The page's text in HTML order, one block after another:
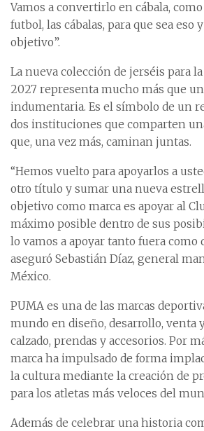
Vamos a convertirlo en cábala,
futbol, las cábalas, para que sea eso
objetivo”.
La nueva colección de jerséis para
2027 representa mucho más que
indumentaria. Es el símbolo de un
dos instituciones que comparten
que, una vez más, caminan juntas.
“Hemos vuelto para apoyarlos a
otro título y sumar una nueva
objetivo como marca es apoyar al
máximo posible dentro de sus
lo vamos a apoyar tanto fuera como
aseguró Sebastián Díaz, general
México.
PUMA es una de las marcas
mundo en diseño, desarrollo, venta
calzado, prendas y accesorios. Por
marca ha impulsado de forma
la cultura mediante la creación de
para los atletas más veloces del
Además de celebrar una historia